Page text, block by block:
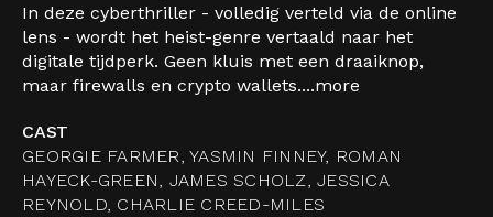
In deze cyberthriller - volledig verteld via de online
lens - wordt het heist-genre vertaald naar het
digitale tijdperk. Geen kluis met een draaiknop,
maar firewalls en crypto wallets....more
CAST
GEORGIE FARMER, YASMIN FINNEY, ROMAN
HAYECK-GREEN, JAMES SCHOLZ, JESSICA
REYNOLD, CHARLIE CREED-MILES